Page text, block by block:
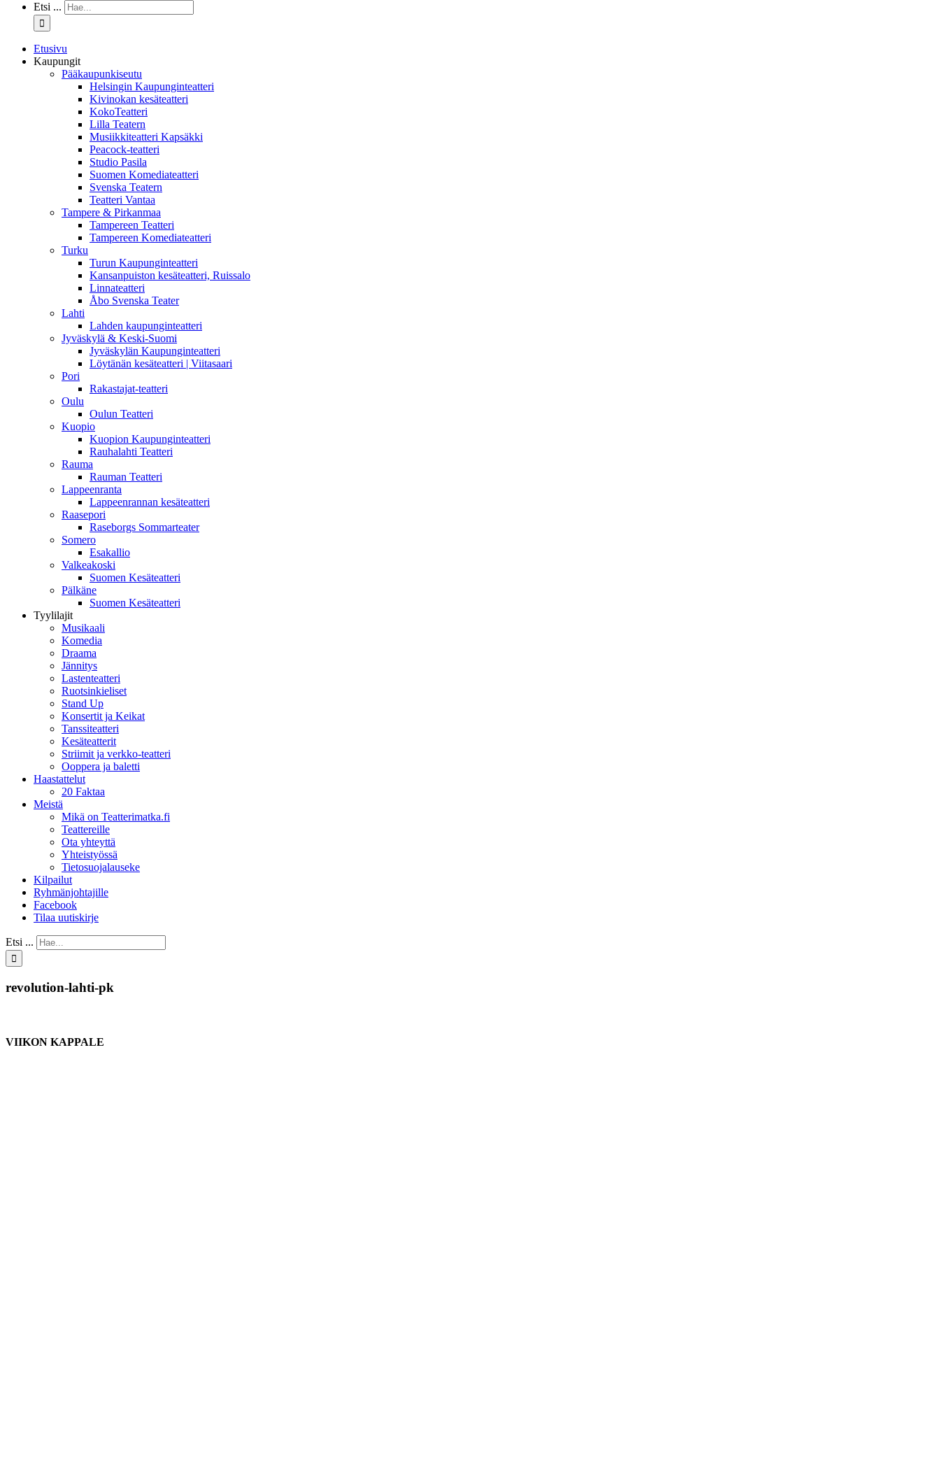
Etsi ...
Etusivu
Kaupungit
Pääkaupunkiseutu
Helsingin Kaupunginteatteri
Kivinokan kesäteatteri
KokoTeatteri
Lilla Teatern
Musiikkiteatteri Kapsäkki
Peacock-teatteri
Studio Pasila
Suomen Komediateatteri
Svenska Teatern
Teatteri Vantaa
Tampere & Pirkanmaa
Tampereen Teatteri
Tampereen Komediateatteri
Turku
Turun Kaupunginteatteri
Kansanpuiston kesäteatteri, Ruissalo
Linnateatteri
Åbo Svenska Teater
Lahti
Lahden kaupunginteatteri
Jyväskylä & Keski-Suomi
Jyväskylän Kaupunginteatteri
Löytänän kesäteatteri | Viitasaari
Pori
Rakastajat-teatteri
Oulu
Oulun Teatteri
Kuopio
Kuopion Kaupunginteatteri
Rauhalahti Teatteri
Rauma
Rauman Teatteri
Lappeenranta
Lappeenrannan kesäteatteri
Raasepori
Raseborgs Sommarteater
Somero
Esakallio
Valkeakoski
Suomen Kesäteatteri
Pälkäne
Suomen Kesäteatteri
Tyylilajit
Musikaali
Komedia
Draama
Jännitys
Lastenteatteri
Ruotsinkieliset
Stand Up
Konsertit ja Keikat
Tanssiteatteri
Kesäteatterit
Striimit ja verkko-teatteri
Ooppera ja baletti
Haastattelut
20 Faktaa
Meistä
Mikä on Teatterimatka.fi
Teattereille
Ota yhteyttä
Yhteistyössä
Tietosuojalauseke
Kilpailut
Ryhmänjohtajille
Facebook
Tilaa uutiskirje
Etsi ...
revolution-lahti-pk
VIIKON KAPPALE